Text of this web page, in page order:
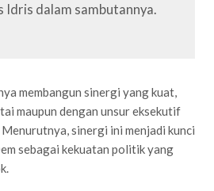
Idris dalam sambutannya.
membangun sinergi yang kuat,
maupun dengan unsur eksekutif
sinergi ini menjadi kunci
sebagai kekuatan politik yang